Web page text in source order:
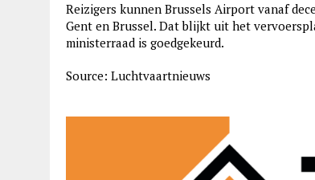
Reizigers kunnen Brussels Airport vanaf
Gent en Brussel. Dat blijkt uit het
ministerraad is goedgekeurd.
Source: Luchtvaartnieuws